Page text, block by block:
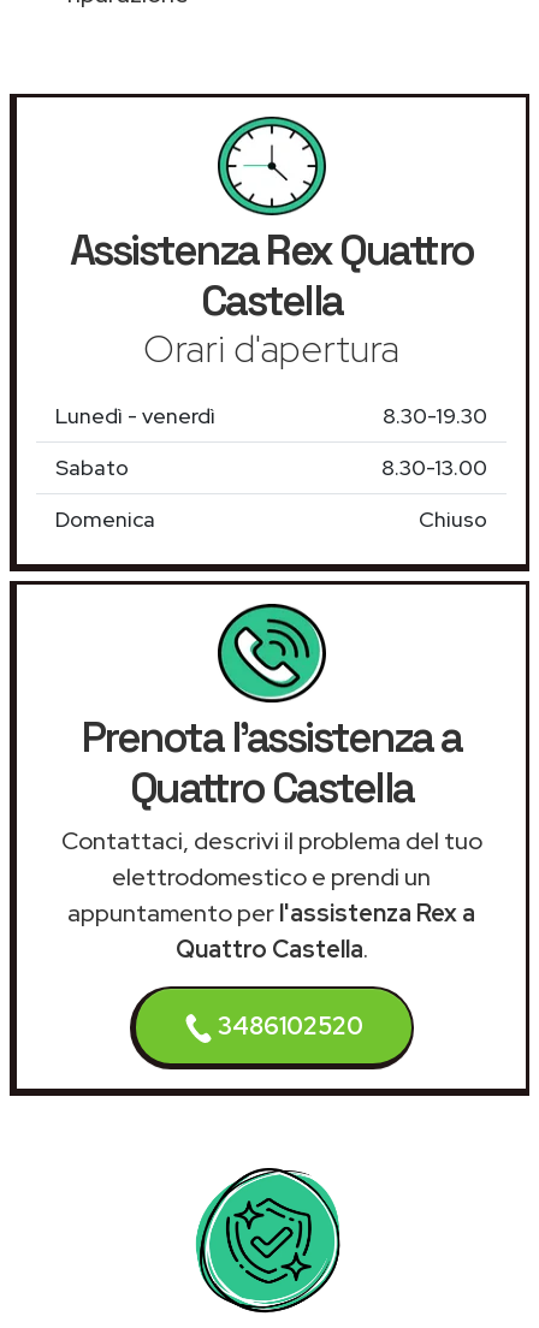
AssistenzaRexQuattro
Castella
Orari d'apertura
Lunedì - venerdì
8.30-19.30
Sabato
8.30-13.00
Domenica
Chiuso
Prenota l'assistenza a
Quattro Castella
Contattaci, descrivi il problema del tuo
elettrodomestico e prendi un
appuntamento perl'assistenza Rex a
Quattro Castella.
3486102520